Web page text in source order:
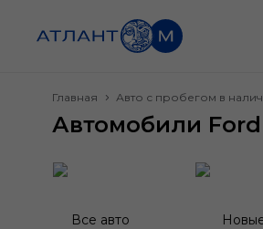
Главная Авто с пробегом в
Автомобили
Все авто